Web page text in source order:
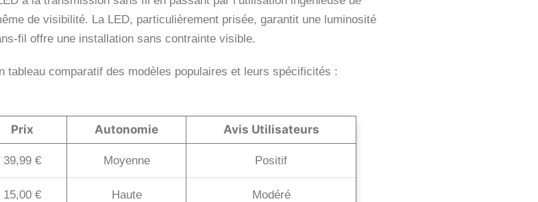
de visibilité. La LED, particulièrement prisée, garantit une luminosité
fil offre une installation sans contrainte visible.
comparatif des modèles populaires et leurs spécificités :
Prix Autonomie Avis Utilisateurs
39,99 € Moyenne Positif
15,00 € Haute Modéré